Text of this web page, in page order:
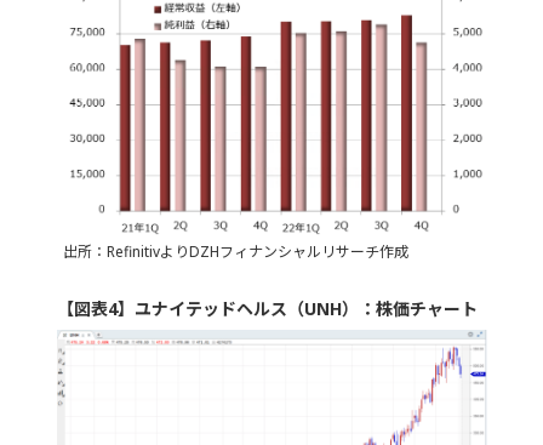
出所：RefinitivよりDZHフィナンシャルリサーチ作成
【図表4】ユナイテッドヘルス（UNH）：株価チャート